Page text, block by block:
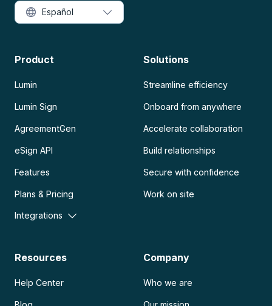
Product
Lumin
Lumin Sign
AgreementGen
eSign API
Features
Plans & Pricing
Integrations
Solutions
Streamline efficiency
Onboard from anywhere
Accelerate collaboration
Build relationships
Secure with confidence
Work on site
Resources
Help Center
Company
Who we are
Español